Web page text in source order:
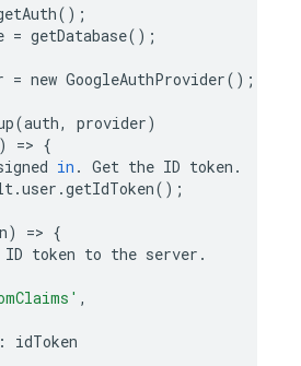
();
= getDatabase();
= new GoogleAuthProvider();
(auth, provider)
) => {
in . Get the ID token .
.user .getIdToken();
) => {
ID token to the server .
,
:
idToken